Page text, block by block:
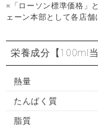
※「ローソン標準価格」
ェーン本部として各店舗
栄養成分 【100ml
熱量
たんぱく質
脂質